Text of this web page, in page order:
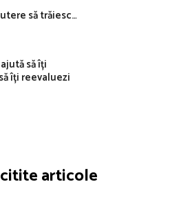
să trăiesc…
să îți
îți reevaluezi
articole